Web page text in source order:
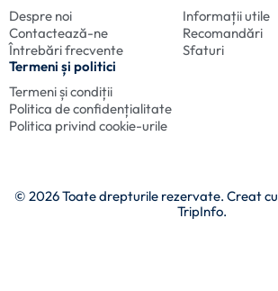
Despre noi
Contactează-ne
Întrebări frecvente
Informații utile
Recomandări
Sfaturi
Termeni și politici
Termeni și condiții
Politica de confidențialitate
Politica privind cookie-urile
© 2026 Toate drepturile rezervate. Creat cu
TripInfo.